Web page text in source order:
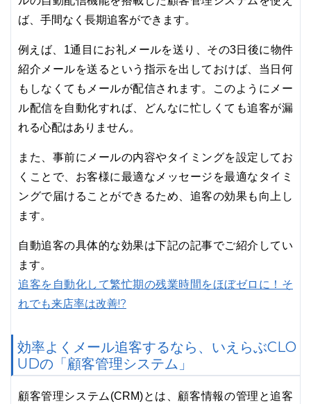
ば、手間なく長期追客ができます。
例えば、1通目にお礼メールを送り、その3日後に物件
紹介メールを送るという指示を出しておけば、当日何
もしなくてもメールが配信されます。このようにメー
ル配信を自動化すれば、どんなに忙しくても追客が漏
れる心配はありません。
また、事前にメールの内容やタイミングを設定してお
くことで、お客様に最適なメッセージを最適なタイミ
ングで届けることができるため、追客の効果も向上し
ます。
自動追客の具体的な効果は下記の記事でご紹介してい
ます。
追客を自動化して繁忙期の残業時間をほぼゼロに！そ
れでも来店率は改善!?
効率よくメール追客するなら、いえらぶCLO
UDの「顧客管理システム」
顧客管理システム(CRM)とは、顧客情報の管理と追客